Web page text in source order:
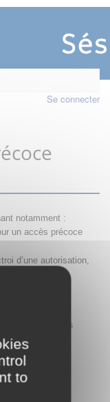
to
Se connecter
notamment :
un accès précoce
d’une autorisation,
retrait d'accès
AMM
décision d'accès